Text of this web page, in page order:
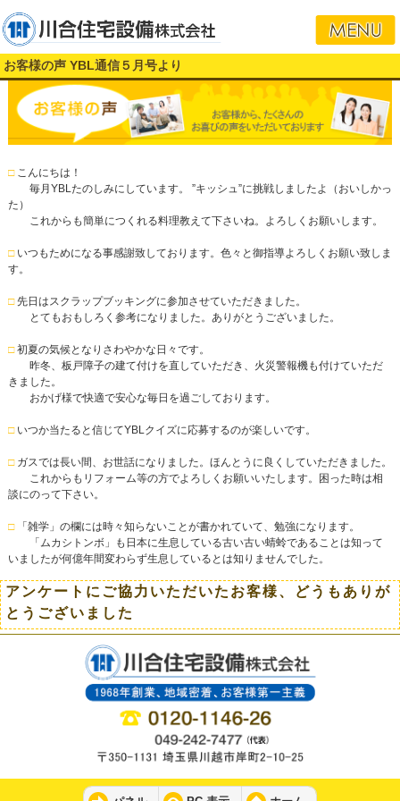
お客様の声 YBL通信５月号より
□こんにちは！
毎月YBLたのしみにしています。 ”キッシュ”に挑戦しましたよ（おいしかっ
た）
これからも簡単につくれる料理教えて下さいね。よろしくお願いします。
□いつもためになる事感謝致しております。色々と御指導よろしくお願い致しま
す。
□先日はスクラップブッキングに参加させていただきました。
とてもおもしろく参考になりました。ありがとうございました。
□初夏の気候となりさわやかな日々です。
昨冬、板戸障子の建て付けを直していただき、火災警報機も付けていただ
きました。
おかげ様で快適で安心な毎日を過ごしております。
□いつか当たると信じてYBLクイズに応募するのが楽しいです。
□ガスでは長い間、お世話になりました。ほんとうに良くしていただきました。
これからもリフォーム等の方でよろしくお願いいたします。困った時は相
談にのって下さい。
□「雑学」の欄には時々知らないことが書かれていて、勉強になります。
「ムカシトンボ」も日本に生息している古い古い蜻蛉であることは知って
いましたが何億年間変わらず生息しているとは知りませんでした。
アンケートにご協力いただいたお客様、どうもありが
とうございました